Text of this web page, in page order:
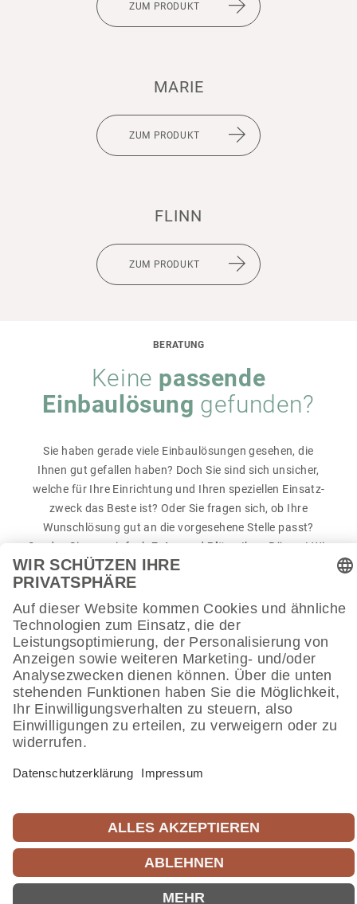
ZUM PRODUKT
MARIE
ZUM PRODUKT
FLINN
ZUM PRODUKT
­BEIT
BERATUNG
Keine passende
Einbau­lö­sung ­ gefunden?
Sie haben gerade viele Einbau­lö­sungen gesehen, die
Ihnen gut gefallen haben? Doch Sie sind sich unsi­cher,
welche für Ihre Einrich­tung und Ihren spezi­ellen Einsatz­
zweck das Beste ist? Oder Sie fragen sich, ob Ihre
Wunschlö­sung gut an die vorge­se­hene Stelle passt?
Senden Sie uns einfachFotos undPläne
Ihrer Räume! Wir
beraten Sie
ZUM KONTAKT­FOR­MULAR
Was die Bera­tung durch unsereRaumfachleute für Sie
leisten kann, lesen Sie hier.
ZUR KAME­LEON-BERA­TUNG
DATENSCHUTZ IMPRESSUM